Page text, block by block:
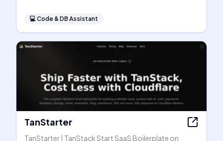
💻Code & DB Assistant
TanStarter
TanStarter | TanStack Start SaaS Boilerplate on